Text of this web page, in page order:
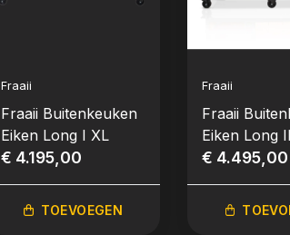
Fraaii
Fraaii Buitenkeuken
Eiken Long I XL
€ 4.195,00
TOEVOEGEN
Fraaii
Fraaii
Eiken Long
prijs
€ 4.495,00